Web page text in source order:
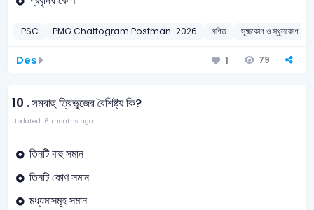
PSC PMG Chattogram Postman-2026 গণিত সূক্ষ্মকোণ ও
Des 1 79
10 .সমবাহু ত্রিভুজের বৈশিষ্ট্য কি?
Updated: 6 months ago
তিনটি বাহু সমান
তিনটি কোণ সমান
মধ্যমাসমূহ সমান